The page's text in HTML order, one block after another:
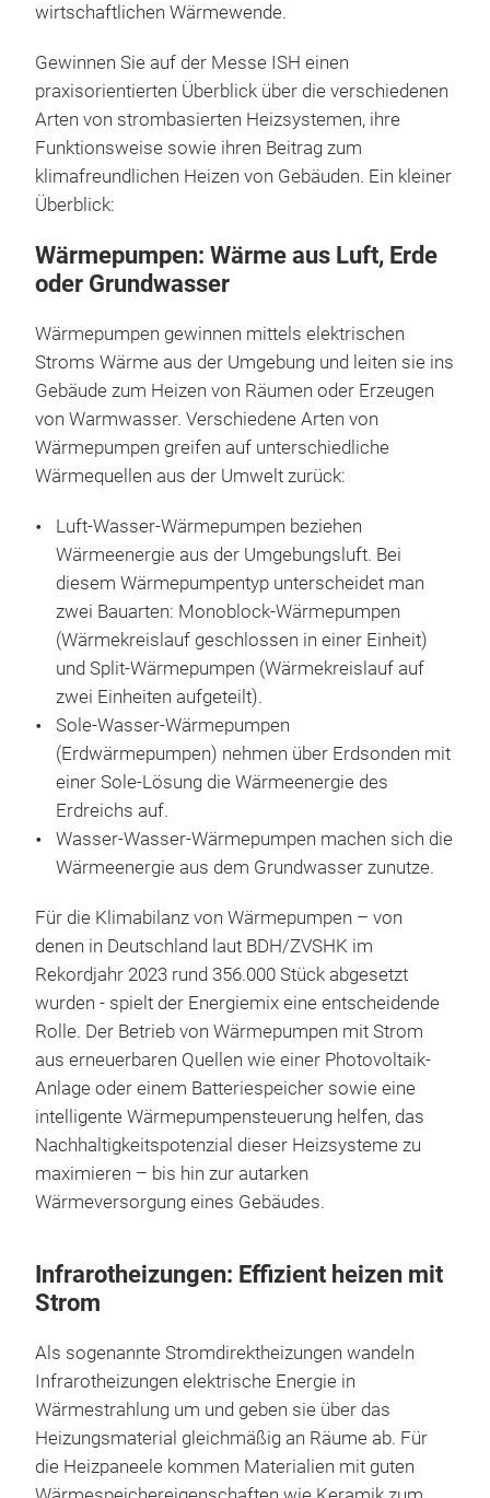
wirtschaftlichen Wärmewende.
Gewinnen Sie auf der Messe ISH einen
praxisorientierten Überblick über die verschiedenen
Arten von strombasierten Heizsystemen, ihre
Funktionsweise sowie ihren Beitrag zum
klimafreundlichen Heizen von Gebäuden. Ein kleiner
Überblick:
Wärmepumpen: Wärme aus Luft, Erde
oder Grundwasser
Wärmepumpen gewinnen mittels elektrischen
Stroms Wärme aus der Umgebung und leiten sie ins
Gebäude zum Heizen von Räumen oder Erzeugen
von Warmwasser. Verschiedene Arten von
Wärmepumpen greifen auf unterschiedliche
Wärmequellen aus der Umwelt zurück:
Luft-Wasser-Wärmepumpen beziehen
Wärmeenergie aus der Umgebungsluft. Bei
diesem Wärmepumpentyp unterscheidet man
zwei Bauarten: Monoblock-Wärmepumpen
(Wärmekreislauf geschlossen in einer Einheit)
und Split-Wärmepumpen (Wärmekreislauf auf
zwei Einheiten aufgeteilt).
Sole-Wasser-Wärmepumpen
(Erdwärmepumpen) nehmen über Erdsonden mit
einer Sole-Lösung die Wärmeenergie des
Erdreichs auf.
Wasser-Wasser-Wärmepumpen machen sich die
Wärmeenergie aus dem Grundwasser zunutze.
Für die Klimabilanz von Wärmepumpen – von
denen in Deutschland laut BDH/ZVSHK im
Rekordjahr 2023 rund 356.000 Stück abgesetzt
wurden - spielt der Energiemix eine entscheidende
Rolle. Der Betrieb von Wärmepumpen mit Strom
aus erneuerbaren Quellen wie einer Photovoltaik-
Anlage oder einem Batteriespeicher sowie eine
intelligente Wärmepumpensteuerung helfen, das
Nachhaltigkeitspotenzial dieser Heizsysteme zu
maximieren – bis hin zur autarken
Wärmeversorgung eines Gebäudes.
Infrarotheizungen: Effizient heizen mit
Strom
Als sogenannte Stromdirektheizungen wandeln
Infrarotheizungen elektrische Energie in
Wärmestrahlung um und geben sie über das
Heizungsmaterial gleichmäßig an Räume ab. Für
die Heizpaneele kommen Materialien mit guten